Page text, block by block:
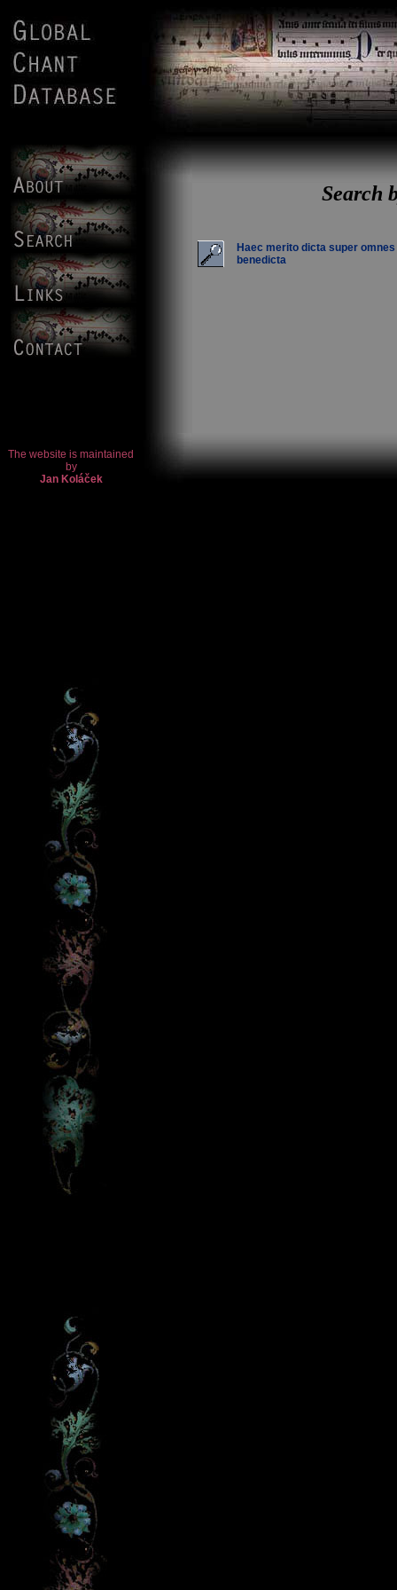
Search
Haec merito dicta super
benedicta